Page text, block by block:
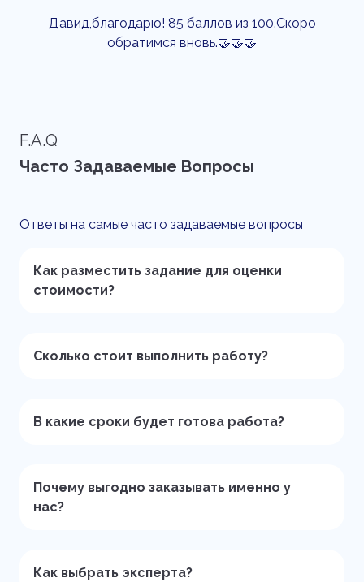
Давид,благодарю! 85 баллов из 100.Скоро
обратимся вновь.🤝🤝🤝
F.A.Q
Часто Задаваемые Вопросы
Ответы на самые часто задаваемые вопросы
Как разместить задание для оценки
стоимости?
Сколько стоит выполнить работу?
В какие сроки будет готова работа?
Почему выгодно заказывать именно у
нас?
Как выбрать эксперта?